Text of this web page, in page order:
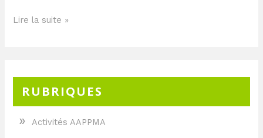
RUBRIQUES
» Activités AAPPMA
Lire la suite »